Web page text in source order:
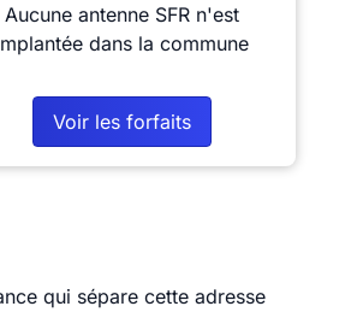
Aucune antenne SFR n'est
dans la commune
Voir les forfaits
qui sépare cette adresse